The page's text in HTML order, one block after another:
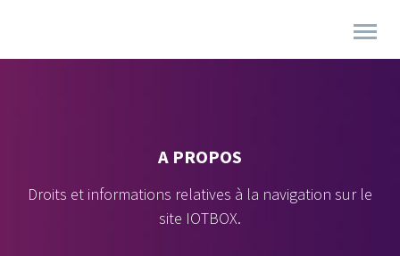
A PROPOS
Droits et informations relatives à la navigation sur le
site IOTBOX.